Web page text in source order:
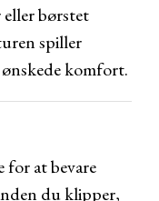
børstet
spiller
komfort.
for at bevare
du klipper,